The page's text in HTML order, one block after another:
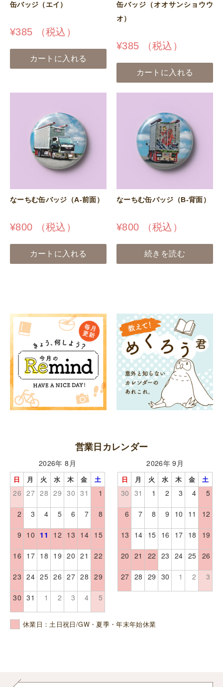
缶バッジ（エイ）
¥385 （税込）
カートに入れる
缶バッジ（オオサンショウウ
オ）
¥385 （税込）
カートに入れる
なーちむ缶バッジ（A-前面）
¥800 （税込）
カートに入れる
なーちむ缶バッジ（B-背面）
¥800 （税込）
続きを読む
営業日カレンダー
2026年 8月
日 月 火 水 木 金 土
26 27 28 29 30 31 1
2 3 4 5 6 7 8
9 10 11 12 13 14 15
16 17 18 19 20 21 22
23 24 25 26 27 28 29
30 31 1 2 3 4 5
2026年 9月
日 月 火 水 木 金 土
30 31 1 2 3 4 5
6 7 8 9 10 11 12
13 14 15 16 17 18 19
20 21 22 23 24 25 26
27 28 29 30 1 2 3
休業日：土日祝日/GW・夏季・年末年始休業